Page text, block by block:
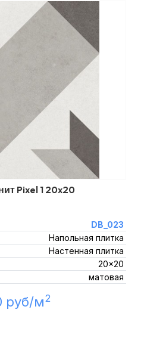
Pixel 1 20x20
DB_023
Напольная плитка
Настенная плитка
20x20
матовая
руб/м2